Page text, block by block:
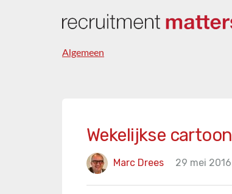
Algemeen
Wekelijkse cartoon
Marc Drees 29 mei 2016